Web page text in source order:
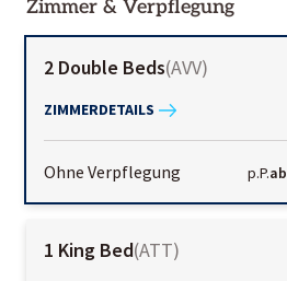
Zimmer & Verpflegung
2 Double Beds(AVV)
ZIMMERDETAILS
Ohne Verpflegung p.P.ab
1 King Bed(ATT)